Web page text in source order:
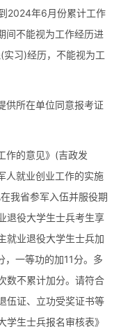
2024年6月份累计工作
间不能视为工作经历进
习)经历，不能视为工
供所在单位同意报考证
作的意见》(吉政发
人就业创业工作的实施
我省参军入伍并服役期
退役大学生士兵考生享
就业退役大学生士兵加
一等功的加11分。多
数不累计加分。请符合
伍证、立功受奖证书等
生士兵报名审核表》